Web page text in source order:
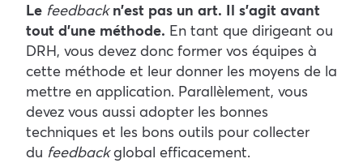
Le feedbackn’est pas un art. Il s’agit avant
tout d’une méthode. En tant que dirigeant ou
DRH, vous devez donc former vos équipes à
cette méthode et leur donner les moyens de la
mettre en application. Parallèlement, vous
devez vous aussi adopter les bonnes
techniques et les bons outils pour collecter
du feedbackglobal efficacement.